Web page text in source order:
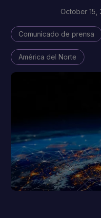
October 15,
Comunicado de prensa
América del Norte